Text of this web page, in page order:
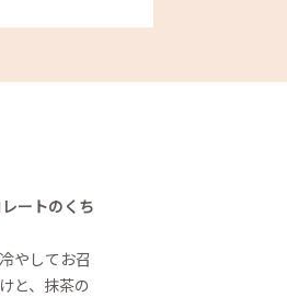
ートのくち
やしてお召
と、抹茶の